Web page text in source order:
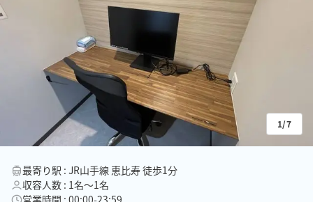
1/7
最寄り駅 : JR山手線 恵比寿 徒歩1分
収容人数 : 1名〜1名
営業時間 : 00:00-23:59